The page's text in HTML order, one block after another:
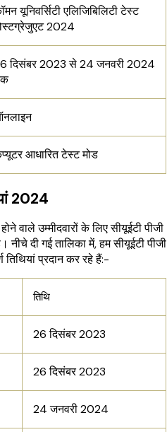
यूनिवर्सिटी एलिजिबिलिटी टेस्ट
2024
दिसंबर 2023 से 24 जनवरी 2024
आधारित टेस्ट मोड
2024
वाले उम्मीदवारों के लिए सीयूईटी पीजी
नीचे दी गई तालिका में, हम सीयूईटी पीजी
तिथियां प्रदान कर रहे हैं:-
तिथि
26 दिसंबर 2023
26 दिसंबर 2023
24 जनवरी 2024